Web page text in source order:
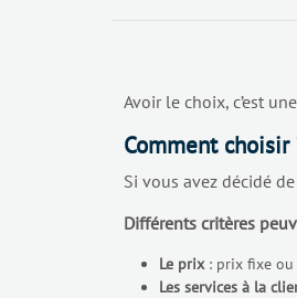
Avoir le choix, c’est
Comment choisir
Si vous avez décidé
Différents critères
Le prix: prix fixe ou
Les services à la